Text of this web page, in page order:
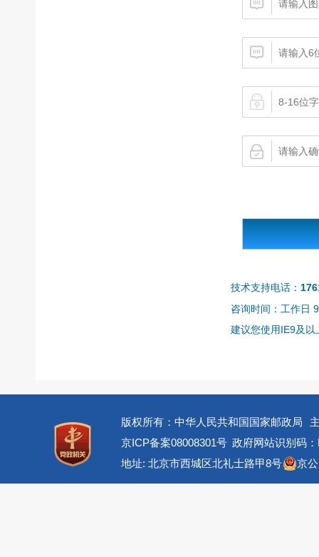
技术支持电话：
咨询时间：工作日
建议您使用IE9及
版权所有：中华人民共和国国家邮政局
京ICP备案08008301号 政府网站识别码
地址: 北京市西城区北礼士路甲8号
京